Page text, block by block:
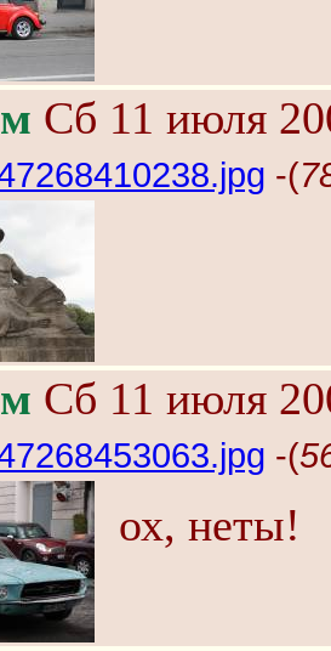
Сб 11 июля
-(
Сб 11 июля
-(
ох, неты!